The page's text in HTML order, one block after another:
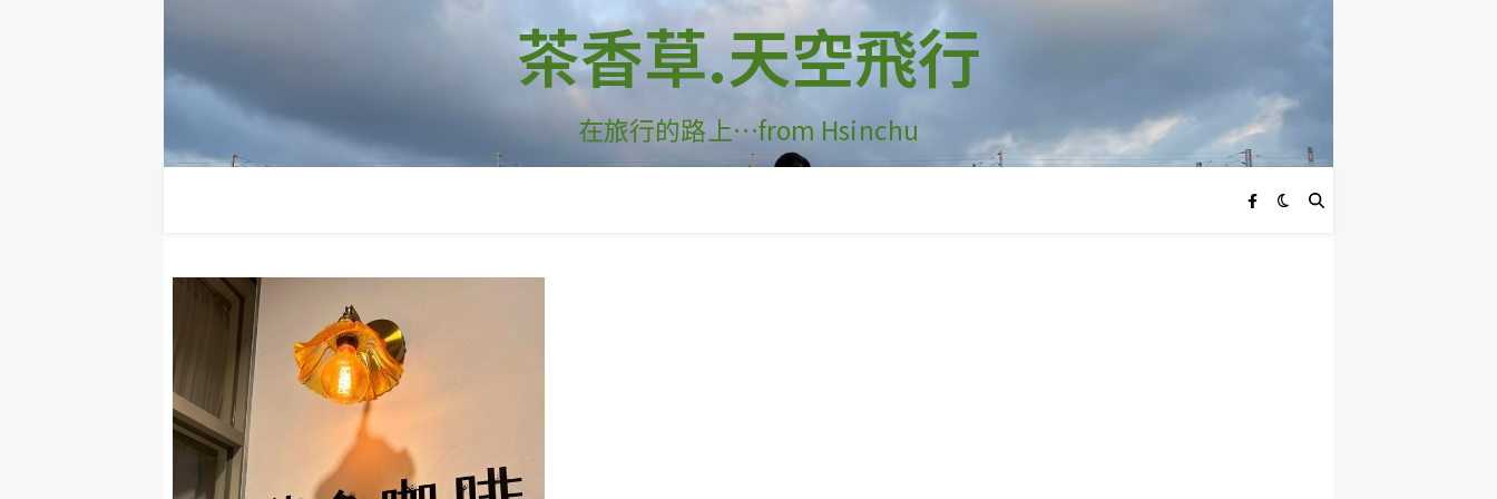
茶香草.天空飛行
在旅行的路上…from Hsinchu